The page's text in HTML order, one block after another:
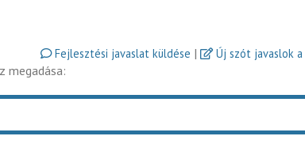
Fejlesztési javaslat küldése | Új szót javaslok
megadása: